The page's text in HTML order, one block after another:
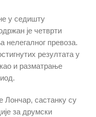
у седишту
је четврти
нелегалног превоза.
резултата у
и разматрање
Лончар, састанку су
за друмски